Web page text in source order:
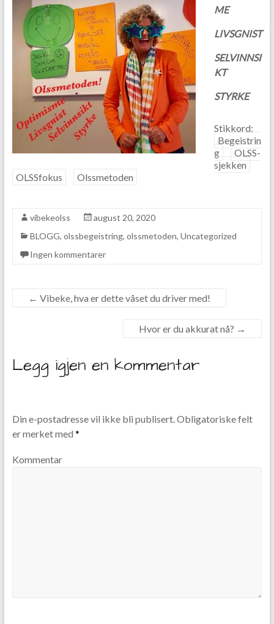
ME
LIVSGNIST
SELVINNSI
KT
STYRKE
Stikkord:
Begeistrin
g
OLSS-
sjekken
OLSSfokus
Olssmetoden
vibekeolss
august 20, 2020
BLOGG, olssbegeistring, olssmetoden, Uncategorized
Ingen kommentarer
← Vibeke, hva er dette våset du driver med!
Hvor er du akkurat nå? →
Legg igjen en kommentar
Din e-postadresse vil ikke bli publisert.Obligatoriske felt
er merket med *
Kommentar